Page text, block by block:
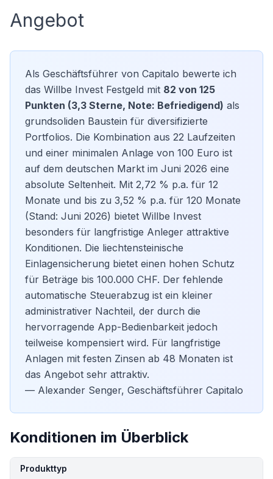
Angebot
Als Geschäftsführer von Capitalo bewerte ich
das Willbe Invest Festgeld mit 82 von 125
Punkten (3,3 Sterne, Note: Befriedigend) als
grundsoliden Baustein für diversifizierte
Portfolios. Die Kombination aus 22 Laufzeiten
und einer minimalen Anlage von 100 Euro ist
auf dem deutschen Markt im Juni 2026 eine
absolute Seltenheit. Mit 2,72 % p.a. für 12
Monate und bis zu 3,52 % p.a. für 120 Monate
(Stand: Juni 2026) bietet Willbe Invest
besonders für langfristige Anleger attraktive
Konditionen. Die liechtensteinische
Einlagensicherung bietet einen hohen Schutz
für Beträge bis 100.000 CHF. Der fehlende
automatische Steuerabzug ist ein kleiner
administrativer Nachteil, der durch die
hervorragende App-Bedienbarkeit jedoch
teilweise kompensiert wird. Für langfristige
Anlagen mit festen Zinsen ab 48 Monaten ist
das Angebot sehr attraktiv.
— Alexander Senger, Geschäftsführer Capitalo
Konditionen im Überblick
KonditionDetails
Produkttyp